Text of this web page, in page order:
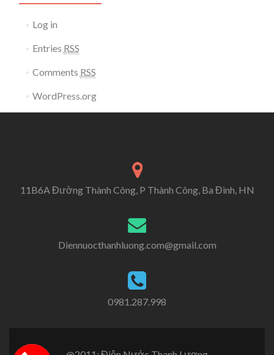
Log in
Entries RSS
Comments RSS
WordPress.org
11B6A Đường Thành Công, P Thành Công, Ba Đình, HN
Diennuocthanhluong.com@gmail.com
0981.287.998